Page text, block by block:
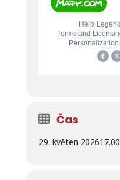
Čas
29. květen 202617.00